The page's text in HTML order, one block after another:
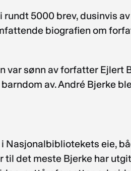
5000 brev, dusinvis
biografien om
var sønn av forfatter Ejlert
av. André Bjerke
eie,
det meste Bjerke har